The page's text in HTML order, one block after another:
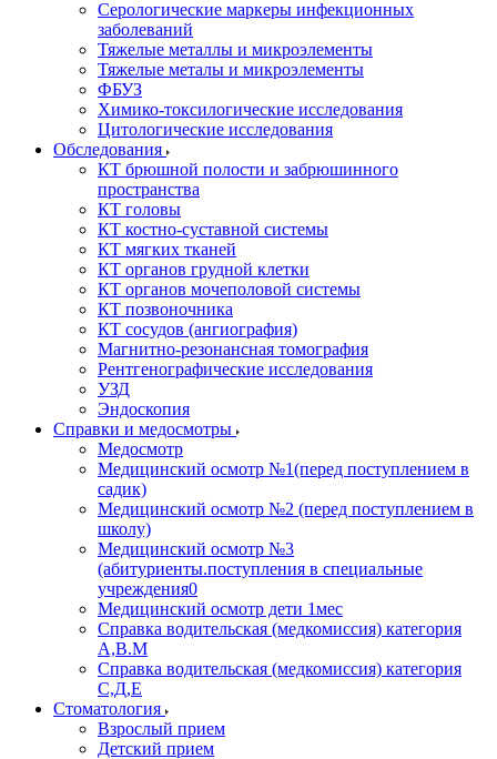
Серологические маркеры инфекционных
заболеваний
Тяжелые металлы и микроэлементы
Тяжелые металы и микроэлементы
ФБУЗ
Химико-токсилогические исследования
Цитологические исследования
Обследования
КТ брюшной полости и забрюшинного
пространства
КТ головы
КТ костно-суставной системы
КТ мягких тканей
КТ органов грудной клетки
КТ органов мочеполовой системы
КТ позвоночника
КТ сосудов (ангиография)
Магнитно-резонансная томография
Рентгенографические исследования
УЗД
Эндоскопия
Справки и медосмотры
Медосмотр
Медицинский осмотр №1(перед поступлением в
садик)
Медицинский осмотр №2 (перед поступлением в
школу)
Медицинский осмотр №3
(абитуриенты.поступления в специальные
учреждения0
Медицинский осмотр дети 1мес
Справка водительская (медкомиссия) категория
А,В.М
Справка водительская (медкомиссия) категория
С,Д,Е
Стоматология
Взрослый прием
Детский прием